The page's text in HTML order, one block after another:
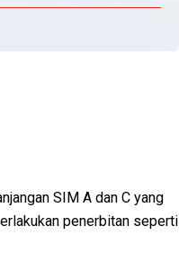
SIM A dan C yang
penerbitan seperti